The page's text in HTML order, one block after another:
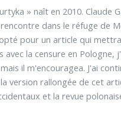
» naît en 2010. Claude
dans le réfuge de
pour un article qui
avec la censure en
il m'encouragea. J'ai
version rallongée de cet
et la revue